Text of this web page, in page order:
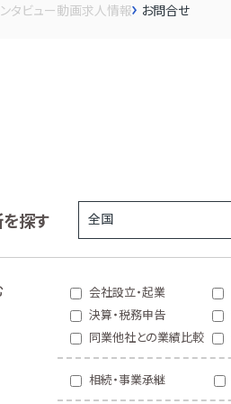
タビュー動画求人情報 お問合せ
探す
会社設立・起業
決算・税務申告
同業他社との業績比較
相続・事業承継